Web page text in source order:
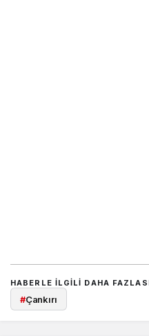
HABERLE ILGILI DAHA
#Çankırı